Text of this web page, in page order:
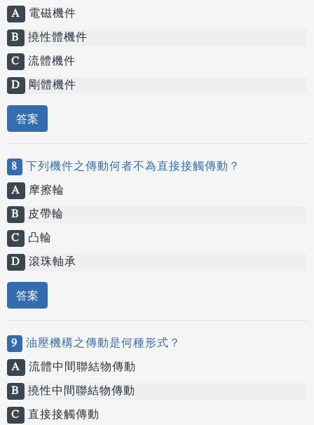
A 電磁機件
B 撓性體機件
C 流體機件
D 剛體機件
答案
8 下列機件之傳動何者不為直接接觸傳動？
A 摩擦輪
B 皮帶輪
C 凸輪
D 滾珠軸承
答案
9 油壓機構之傳動是何種形式？
A 流體中間聯結物傳動
B 撓性中間聯結物傳動
C 直接接觸傳動